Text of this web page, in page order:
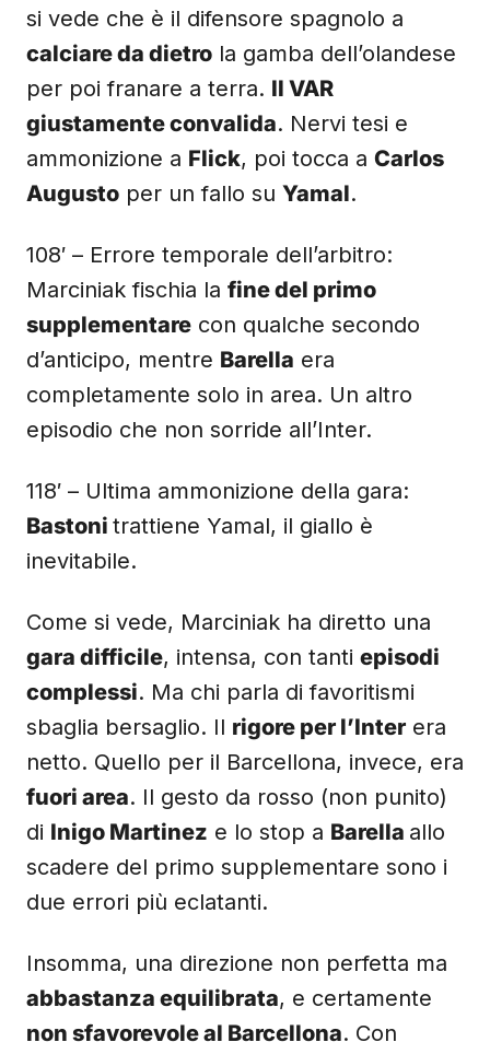
si vede che è il difensore spagnolo a
calciare da dietro la gamba dell’olandese
per poi franare a terra. Il VAR
giustamente convalida. Nervi tesi e
ammonizione a Flick, poi tocca a Carlos
Augusto per un fallo su Yamal.
108′ – Errore temporale dell’arbitro:
Marciniak fischia la fine del primo
supplementare con qualche secondo
d’anticipo, mentre Barella era
completamente solo in area. Un altro
episodio che non sorride all’Inter.
118′ – Ultima ammonizione della gara:
Bastoni trattiene Yamal, il giallo è
inevitabile.
Come si vede, Marciniak ha diretto una
gara difficile, intensa, con tanti episodi
complessi. Ma chi parla di favoritismi
sbaglia bersaglio. Il rigore per l’Inter era
netto. Quello per il Barcellona, invece, era
fuori area. Il gesto da rosso (non punito)
di Inigo Martinez e lo stop a Barella allo
scadere del primo supplementare sono i
due errori più eclatanti.
Insomma, una direzione non perfetta ma
abbastanza equilibrata, e certamente
non sfavorevole al Barcellona. Con